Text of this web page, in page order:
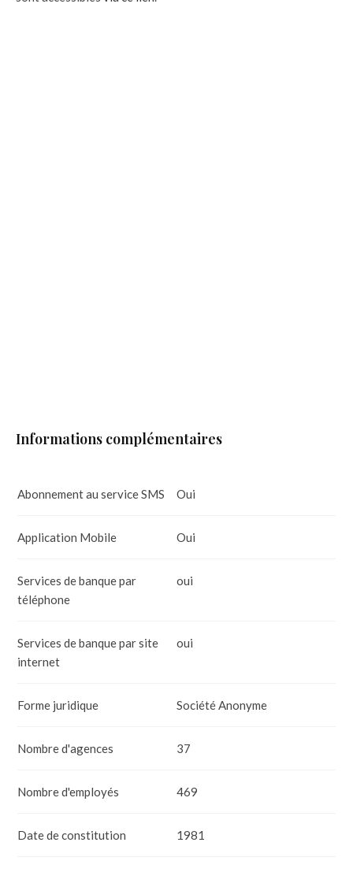
Informations complémentaires
Abonnement au service SMS Oui
Application Mobile Oui
Services de banque par
téléphone
oui
Services de banque par site
internet
oui
Forme juridique Société Anonyme
Nombre d'agences 37
Nombre d'employés 469
Date de constitution 1981